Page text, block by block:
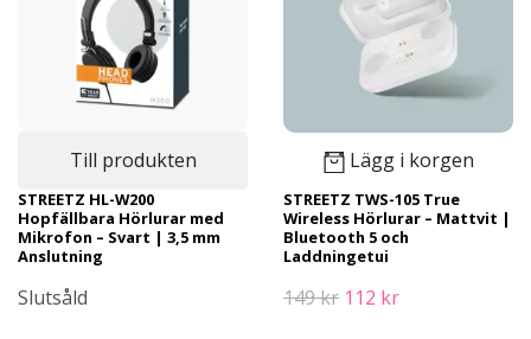
Till produkten
STREETZ HL-W200
Hopfällbara Hörlurar med
Mikrofon – Svart | 3,5 mm
Anslutning
Slutsåld
Lägg i korgen
STREETZ TWS-105 True
Wireless Hörlurar – Mattvit |
Bluetooth 5 och
Laddningetui
149 kr 112 kr